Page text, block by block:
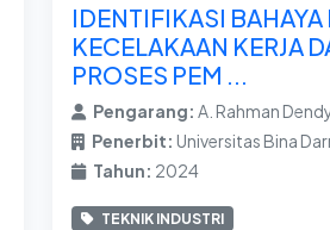
IDENTIFIKASI BAHAYA
KECELAKAAN KERJA
PROSES PEM ...
Pengarang: A. Rahman
Penerbit: Universitas Bina
Tahun: 2024
TEKNIK INDUSTRI